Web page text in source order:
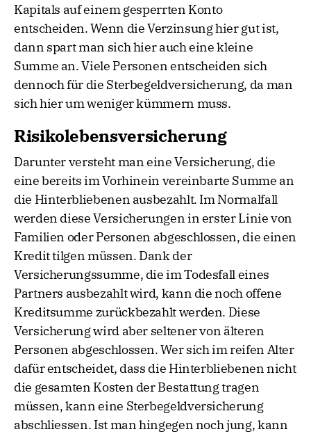
Kapitals auf einem gesperrten Konto
entscheiden. Wenn die Verzinsung hier gut ist,
dann spart man sich hier auch eine kleine
Summe an. Viele Personen entscheiden sich
dennoch für die Sterbegeldversicherung, da man
sich hier um weniger kümmern muss.
Risikolebensversicherung
Darunter versteht man eine Versicherung, die
eine bereits im Vorhinein vereinbarte Summe an
die Hinterbliebenen ausbezahlt. Im Normalfall
werden diese Versicherungen in erster Linie von
Familien oder Personen abgeschlossen, die einen
Kredit tilgen müssen. Dank der
Versicherungssumme, die im Todesfall eines
Partners ausbezahlt wird, kann die noch offene
Kreditsumme zurückbezahlt werden. Diese
Versicherung wird aber seltener von älteren
Personen abgeschlossen. Wer sich im reifen Alter
dafür entscheidet, dass die Hinterbliebenen nicht
die gesamten Kosten der Bestattung tragen
müssen, kann eine Sterbegeldversicherung
abschliessen. Ist man hingegen noch jung, kann